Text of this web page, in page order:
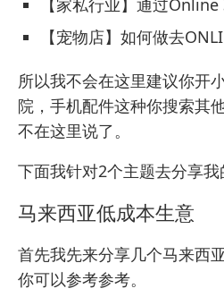
【宠物店】如何做去
所以我不会在这里建议你开
院，手机配件这种你搜索其
不在这里说了。
下面我针对2个主题去分享我
马来西亚低成本生意
首先我先来分享几个马来西
你可以参考参考。